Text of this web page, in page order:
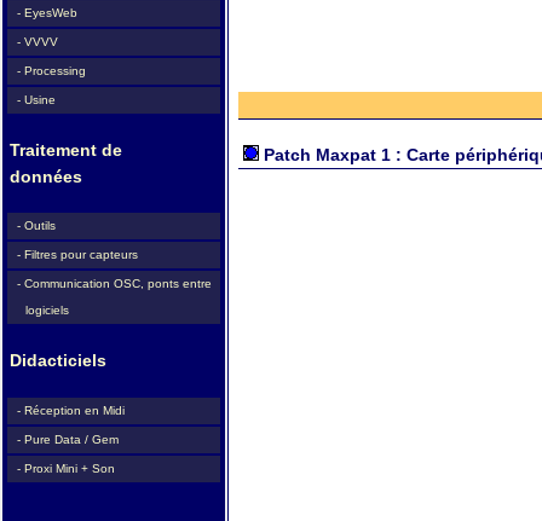
- EyesWeb
- VVVV
- Processing
- Usine
Traitement de
données
- Outils
- Filtres pour capteurs
- Communication OSC, ponts entre
logiciels
Didacticiels
- Réception en Midi
- Pure Data / Gem
- Proxi Mini + Son
Patch Maxpat 1 : Carte